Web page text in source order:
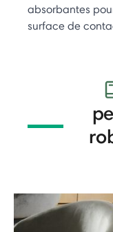
absorbantes
surface de